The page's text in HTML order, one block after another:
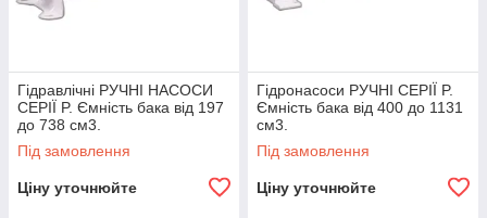
Гідравлічні РУЧНІ НАСОСИ
СЕРІЇ P. Ємність бака від 197
до 738 см3.
Під замовлення
Ціну уточнюйте
Гідронасоси РУЧНІ СЕРІЇ P.
Ємність бака від 400 до 1131
см3.
Під замовлення
Ціну уточнюйте